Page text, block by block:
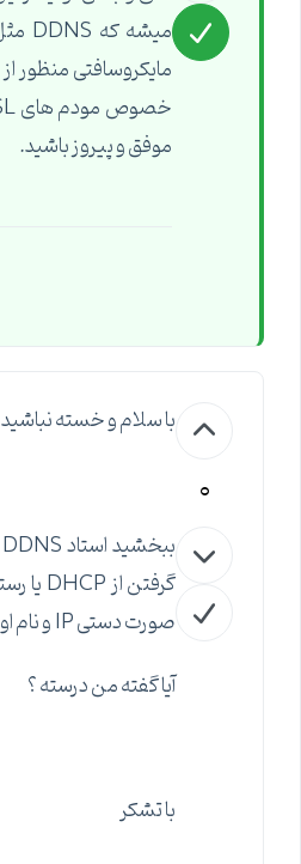
موفق و پیروز باشید.
0
با سلام و خسته نباشید
صورت دستی IP و نام اون کامپیوتر رو در DNS Server وارد کنیم ؟
آیا گفته من درسته ؟
با تشکر